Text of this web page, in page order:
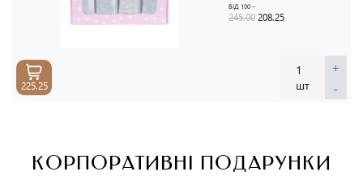
ВІД 100 –
245.00 208.25
1
шт
+
-
225.25
КОРПОРАТИВНІ ПОДАРУНКИ